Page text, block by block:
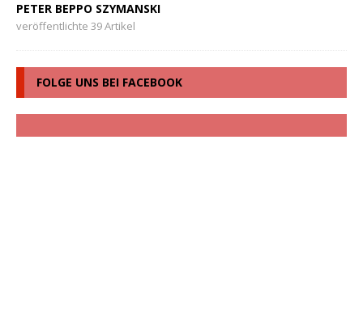
PETER BEPPO SZYMANSKI
veröffentlichte 39 Artikel
FOLGE UNS BEI FACEBOOK